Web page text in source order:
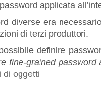
applicata
diverse era
di terzi produttori.
definire
fine-grained password
di oggetti